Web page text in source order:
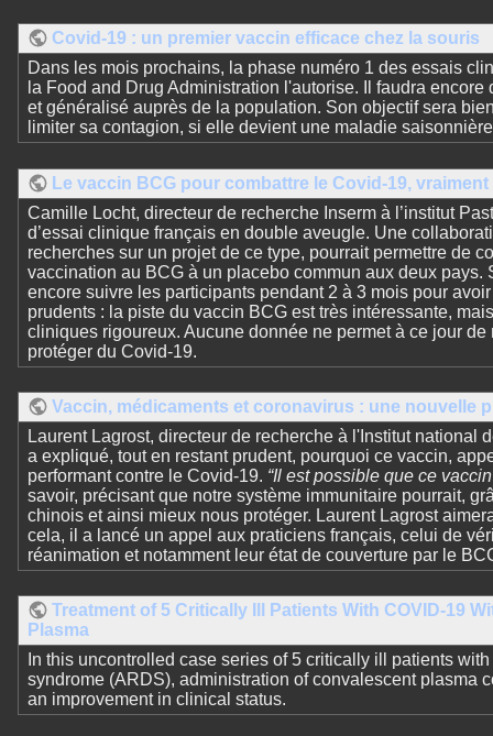
Covid-19 : un premier vaccin efficace chez la souris
Dans les mois prochains, la phase numéro 1 des essais
la Food and Drug Administration l'autorise. Il faudra
et généralisé auprès de la population. Son objectif sera
limiter sa contagion, si elle devient une maladie
Le vaccin BCG pour combattre le Covid-19, vraiment
Camille Locht, directeur de recherche Inserm à l’institut
d’essai clinique français en double aveugle. Une
recherches sur un projet de ce type, pourrait permettre de
vaccination au BCG à un placebo commun aux deux
encore suivre les participants pendant 2 à 3 mois pour
prudents : la piste du vaccin BCG est très intéressante,
cliniques rigoureux. Aucune donnée ne permet à ce jour
protéger du Covid-19.
Vaccin, médicaments et coronavirus : une nouvelle
Laurent Lagrost, directeur de recherche à l'Institut national
a expliqué, tout en restant prudent, pourquoi ce vaccin,
performant contre le Covid-19. “Il est possible que ce
savoir, précisant que notre système immunitaire pourrait,
chinois et ainsi mieux nous protéger. Laurent Lagrost
cela, il a lancé un appel aux praticiens français, celui de
réanimation et notamment leur état de couverture par le
Treatment of 5 Critically Ill Patients With COVID-19
Plasma
In this uncontrolled case series of 5 critically ill patients
syndrome (ARDS), administration of convalescent plasma
an improvement in clinical status.